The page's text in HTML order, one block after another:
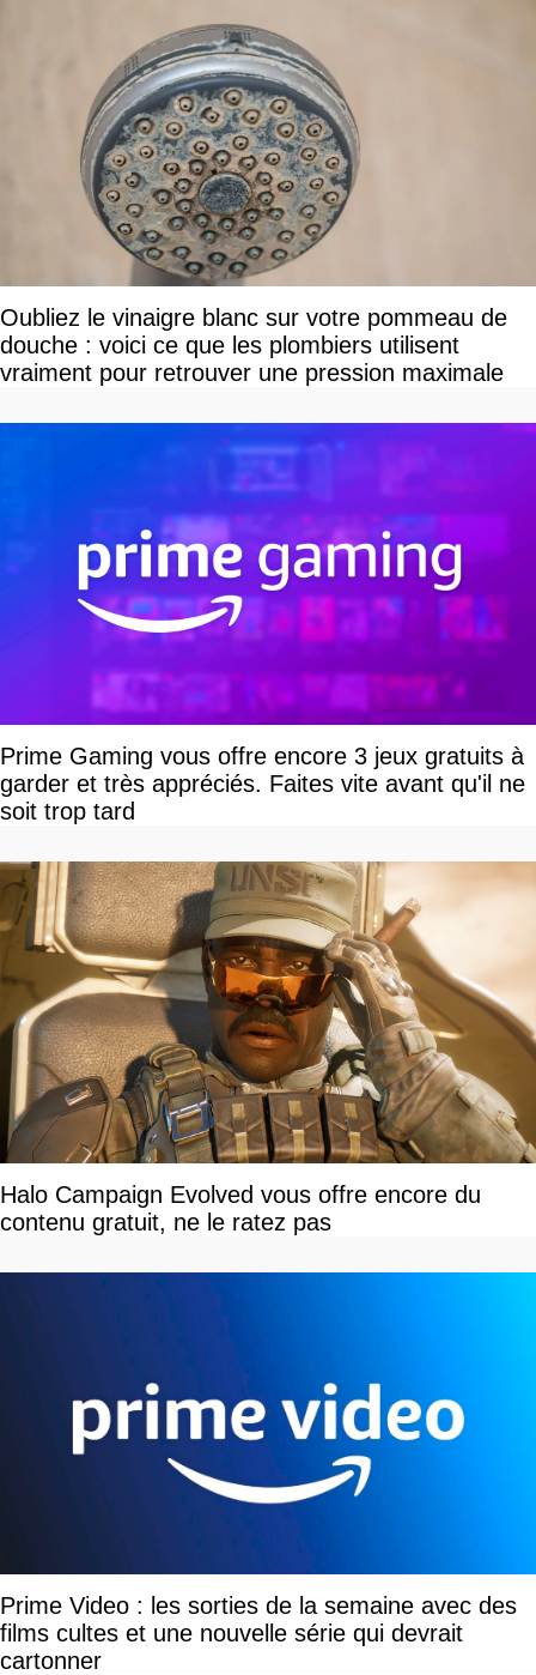
Oubliez le vinaigre blanc sur votre pommeau de
douche : voici ce que les plombiers utilisent
vraiment pour retrouver une pression maximale
Prime Gaming vous offre encore 3 jeux gratuits à
garder et très appréciés. Faites vite avant qu'il ne
soit trop tard
Halo Campaign Evolved vous offre encore du
contenu gratuit, ne le ratez pas
Prime Video : les sorties de la semaine avec des
films cultes et une nouvelle série qui devrait
cartonner